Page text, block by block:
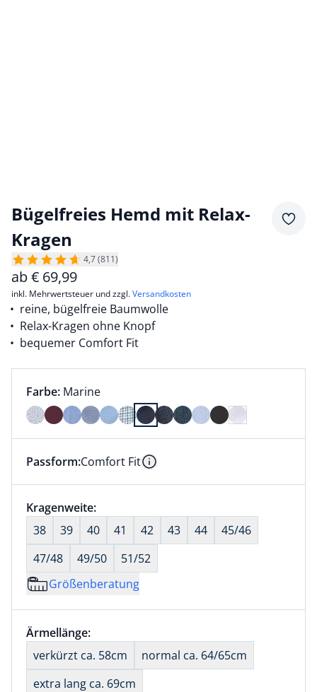
Bügelfreies Hemd mit Relax-
Kragen
4,7 (811)
ab€ 69,99
inkl. Mehrwertsteuer und zzgl.Versandkosten
reine, bügelfreie Baumwolle
Relax-Kragen ohne Knopf
bequemer Comfort Fit
Farbauswahl:
Farbe: aktuell ausgewählt:
Marine
Farbe Marine ausgewählt
Dieser Artikel hat die Passform Comfort Fit. für
Passform:Comfort Fit Information
Größenauswahl:
Kragenweite:nichts ausgewählt
38
39 40 41 42 43 44
45/46
47/48
49/50
51/52
Größenberatung
Größenauswahl:
Ärmellänge:nichts ausgewählt
verkürzt ca. 58cm
normal ca. 64/65cm
extra lang ca. 69cm